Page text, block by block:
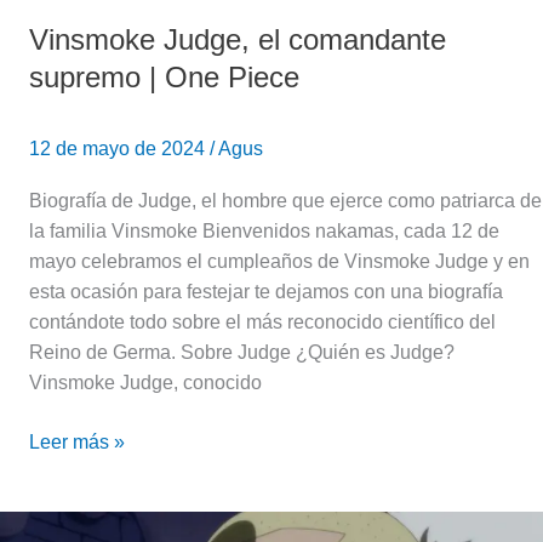
Vinsmoke Judge, el comandante
supremo | One Piece
12 de mayo de 2024 /Agus
Biografía de Judge, el hombre que ejerce como patriarca de
la familia Vinsmoke Bienvenidos nakamas, cada 12 de
mayo celebramos el cumpleaños de Vinsmoke Judge y en
esta ocasión para festejar te dejamos con una biografía
contándote todo sobre el más reconocido científico del
Reino de Germa. Sobre Judge ¿Quién es Judge?
Vinsmoke Judge, conocido
Leer más »